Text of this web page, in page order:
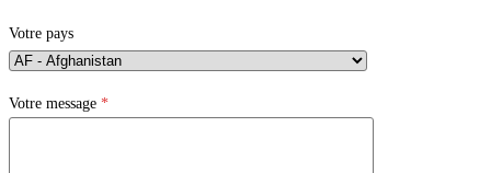
Votre pays
Votre message *